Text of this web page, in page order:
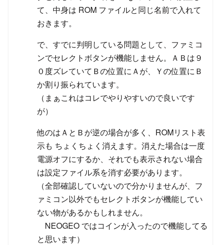
て、中身は ROM ファイルと同じ名前で入れて
おきます。
で、すでに判明している問題として、ファミコ
ンでセレクトボタンが機能しません。ＡＢは９
０度ズレていてＢの位置にＡが、Ｙの位置にＢ
か割り振られています。
（まぁこれはコレでやりやすいので良いです
が）
他のはＡとＢが逆の場合が多く、ROMリスト表
示も ちょくちょく消えます。消えた場合は一度
電源オフにするか、それでも表示されない場合
は設定ファイル系を消す必要があります。
（全部確認していないので分かりませんが、フ
ァミコン以外でもセレクトボタンが機能してい
ない物があるかもしれません。
NEOGEO ではコインが入ったので機能してる
と思います）